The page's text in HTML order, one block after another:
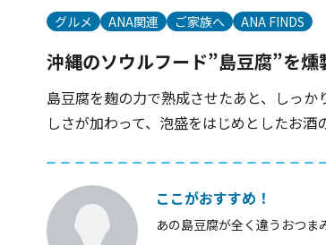
グルメ ANA関連 ご家族へ ANA FINDS
沖縄のソウルフード”島豆腐”を
島豆腐を麹の力で熟成させたあと、しっ
しさが加わって、泡盛をはじめとしたお酒
ここがおすすめ！
あの島豆腐が全く違うおつま